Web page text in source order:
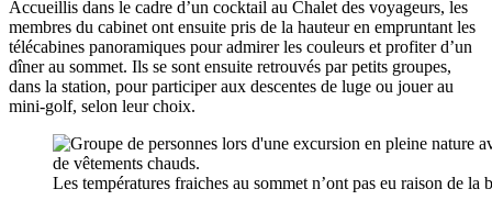
Accueillis dans le cadre d’un cocktail au Chalet des voyageurs, les
membres du cabinet ont ensuite pris de la hauteur en empruntant les
télécabines panoramiques pour admirer les couleurs et profiter d’un
dîner au sommet. Ils se sont ensuite retrouvés par petits groupes,
dans la station, pour participer aux descentes de luge ou jouer au
mini-golf, selon leur choix.
Les températures fraiches au sommet n’ont pas eu raison de la